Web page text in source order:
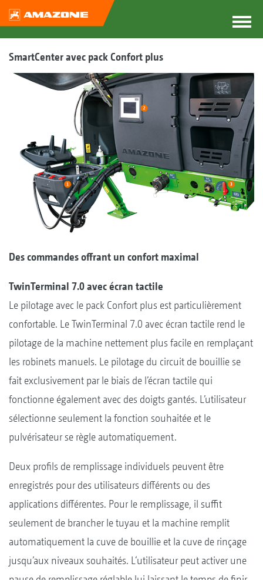
SmartCenter avec pack Confort plus
Des commandes offrant un confort maximal
TwinTerminal 7.0 avec écran tactile
Le pilotage avec le pack Confort plus est particulièrement
confortable. Le TwinTerminal 7.0 avec écran tactile rend le
pilotage de la machine nettement plus facile en remplaçant
les robinets manuels. Le pilotage du circuit de bouillie se
fait exclusivement par le biais de l’écran tactile qui
fonctionne également avec des doigts gantés. L’utilisateur
sélectionne seulement la fonction souhaitée et le
pulvérisateur se règle automatiquement.
Deux profils de remplissage individuels peuvent être
enregistrés pour des utilisateurs différents ou des
applications différentes. Pour le remplissage, il suffit
seulement de brancher le tuyau et la machine remplit
automatiquement la cuve de bouillie et la cuve de rinçage
jusqu’aux niveaux souhaités. L‘utilisateur peut activer une